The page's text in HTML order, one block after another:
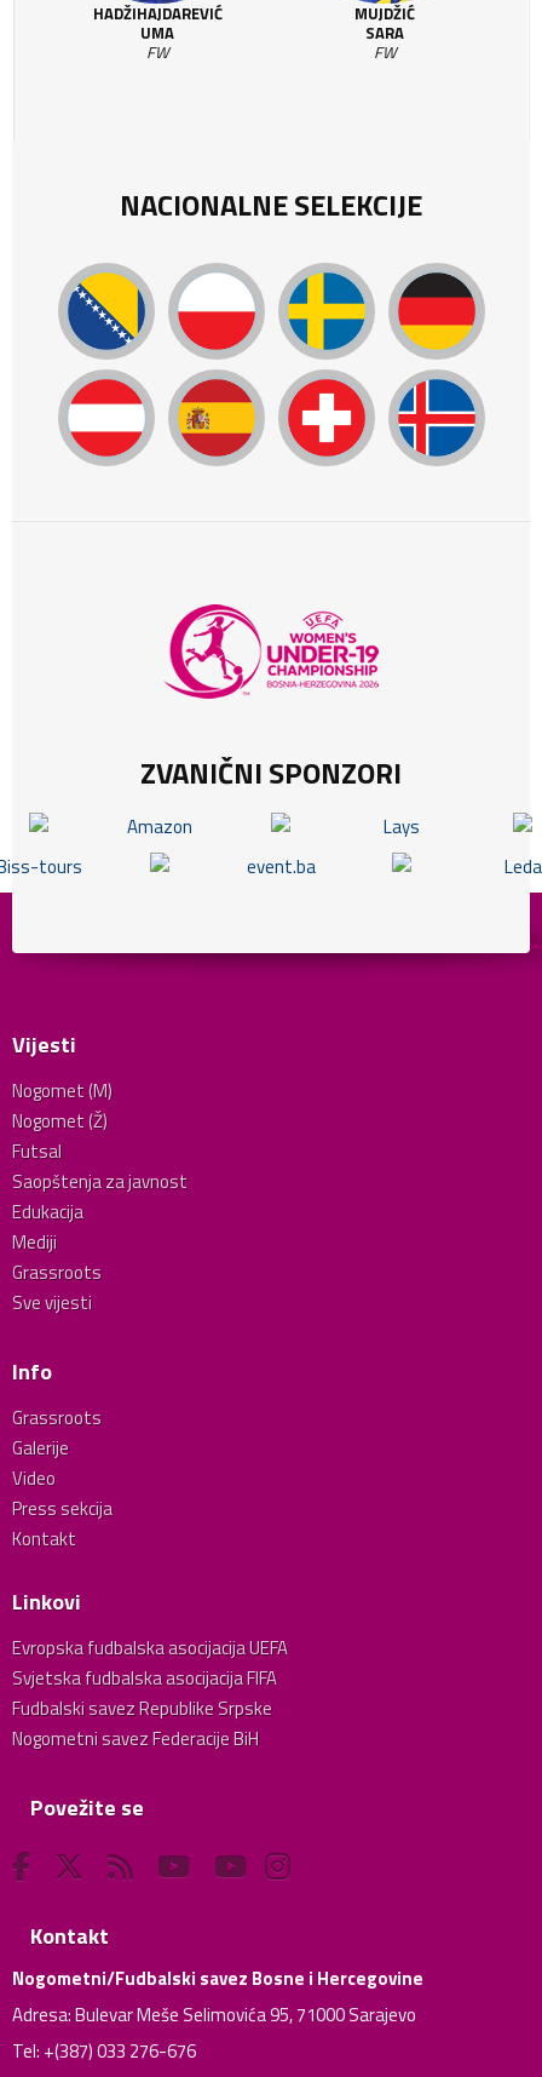
HADŽIHAJDAREVIĆ
UMA
FW
MUJDŽIĆ
SARA
FW
NACIONALNE SELEKCIJE
ZVANIČNI SPONZORI
Vijesti
Nogomet (M)
Nogomet (Ž)
Futsal
Saopštenja za javnost
Edukacija
Mediji
Grassroots
Sve vijesti
Info
Grassroots
Galerije
Video
Press sekcija
Kontakt
Linkovi
Evropska fudbalska asocijacija UEFA
Svjetska fudbalska asocijacija FIFA
Fudbalski savez Republike Srpske
Nogometni savez Federacije BiH
Povežite se
Kontakt
Nogometni/Fudbalski savez Bosne i Hercegovine
Adresa: Bulevar Meše Selimovića 95, 71000 Sarajevo
Tel: +(387) 033 276-676